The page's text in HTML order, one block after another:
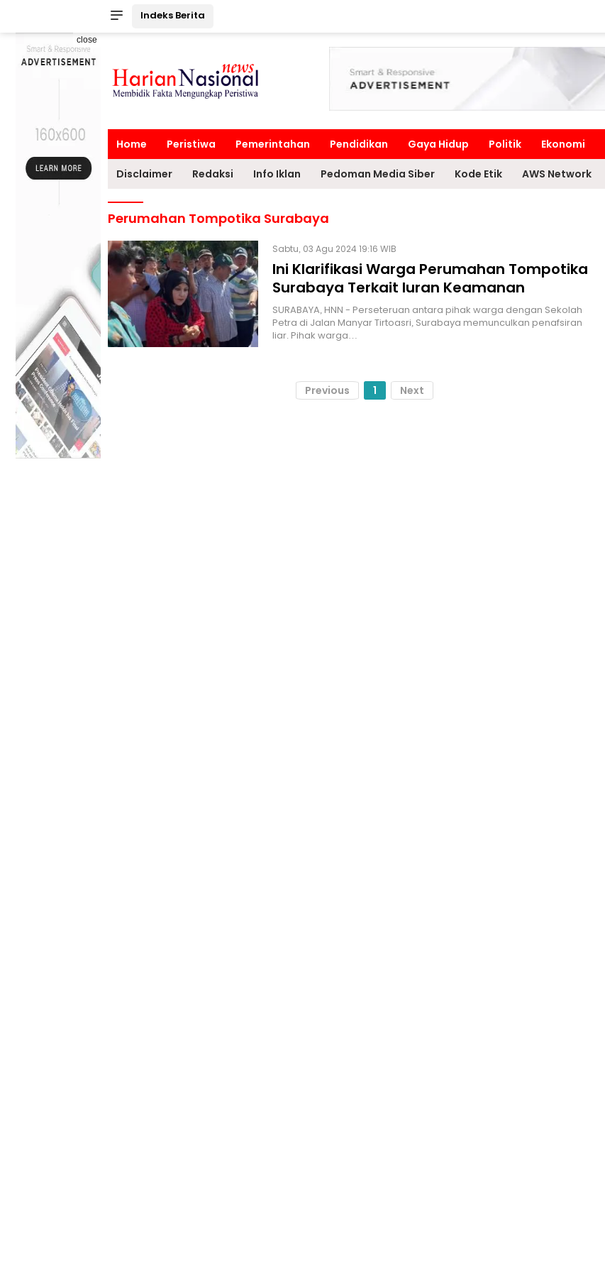
Indeks Berita
close
Home Peristiwa Pemerintahan Pendidikan Gaya Hidup Politik Ekonomi
Disclaimer Redaksi Info Iklan Pedoman Media Siber Kode Etik AWS Network
Perumahan Tompotika Surabaya
Sabtu, 03 Agu 2024 19:16 WIB
Ini Klarifikasi Warga Perumahan Tompotika
Surabaya Terkait Iuran Keamanan
SURABAYA, HNN - Perseteruan antara pihak warga dengan Sekolah
Petra di Jalan Manyar Tirtoasri, Surabaya memunculkan penafsiran
liar. Pihak warga…
Previous 1 Next